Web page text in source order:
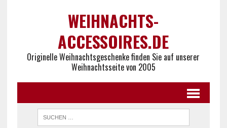
WEIHNACHTS-
ACCESSOIRES.DE
Originelle Weihnachtsgeschenke finden Sie auf unserer
Weihnachtsseite von 2005